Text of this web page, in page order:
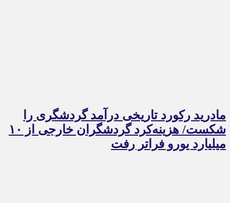
مادرید رکورد تاریخی درآمد گردشگری را
شکست/ هزینه‌کرد گردشگران خارجی از ۱۰
میلیارد یورو فراتر رفت